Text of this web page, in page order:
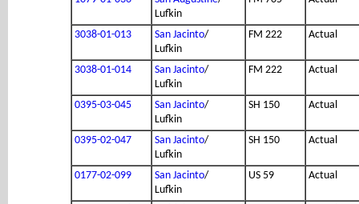
Lufkin
3038-01-013 San Jacinto/
Lufkin
FM 222 Actual
3038-01-014 San Jacinto/
Lufkin
FM 222 Actual
0395-03-045 San Jacinto/
Lufkin
SH 150 Actual
0395-02-047 San Jacinto/
Lufkin
SH 150 Actual
0177-02-099 San Jacinto/
Lufkin
US 59 Actual